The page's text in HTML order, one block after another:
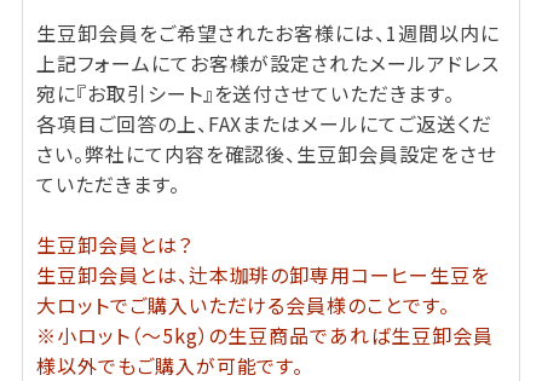
生豆卸会員をご希望されたお客様には、1週間以内に
上記フォームにてお客様が設定されたメールアドレス
宛に『お取引シート』を送付させていただきます。
各項目ご回答の上、FAXまたはメールにてご返送くだ
さい。弊社にて内容を確認後、生豆卸会員設定をさせ
ていただきます。
生豆卸会員とは？
生豆卸会員とは、辻本珈琲の卸専用コーヒー生豆を
大ロットでご購入いただける会員様のことです。
※小ロット（～5kg）の生豆商品であれば生豆卸会員
様以外でもご購入が可能です。